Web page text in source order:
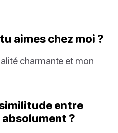
aimes chez moi ?
charmante et mon
entre
absolument ?